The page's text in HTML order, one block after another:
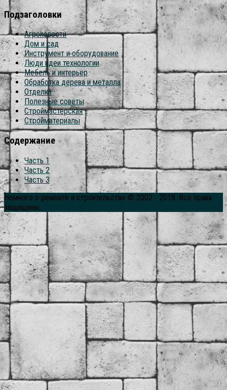
Подзаголовки
Агроновости
Дом и сад
Инструмент и оборудование
Люди идеи технологии
Мебель и интерьер
Обработка дерева и металла
Отделка
Полезные советы
Строймастерская
Стройматериалы
Содержание
Часть 1
Часть 2
Часть 3
Немного о ремонте и строительстве © 2002 - 2018. Все права
защищены.